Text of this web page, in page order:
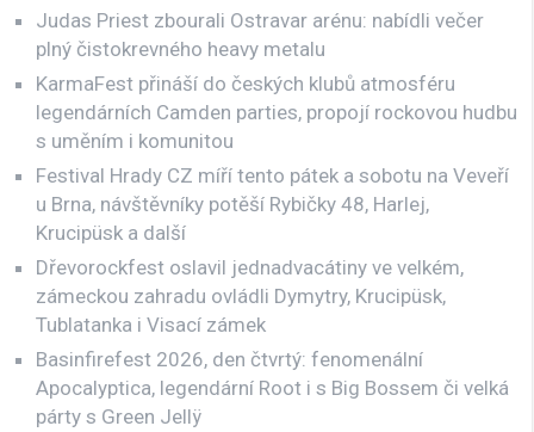
Judas Priest zbourali Ostravar arénu: nabídli večer
plný čistokrevného heavy metalu
KarmaFest přináší do českých klubů atmosféru
legendárních Camden parties, propojí rockovou hudbu
s uměním i komunitou
Festival Hrady CZ míří tento pátek a sobotu na Veveří
u Brna, návštěvníky potěší Rybičky 48, Harlej,
Krucipüsk a další
Dřevorockfest oslavil jednadvacátiny ve velkém,
zámeckou zahradu ovládli Dymytry, Krucipüsk,
Tublatanka i Visací zámek
Basinfirefest 2026, den čtvrtý: fenomenální
Apocalyptica, legendární Root i s Big Bossem či velká
párty s Green Jellÿ